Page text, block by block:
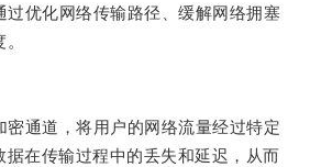
优化网络传输路径、缓解网络拥塞
通道，将用户的网络流量经过特定
据在传输过程中的丢失和延迟，从而